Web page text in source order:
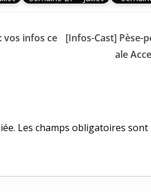
vos infos ce
[Infos-Cast] Pèse-
ale
Les champs obligatoires sont